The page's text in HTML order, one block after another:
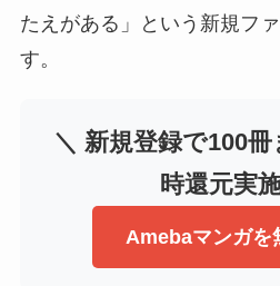
たえがある」という新規フ
す。
＼ 新規登録で100
時還元実
Amebaマンガを